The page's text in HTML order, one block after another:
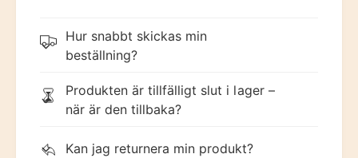
9
Hur snabbt skickas min
beställning?
Produkten är tillfälligt slut i lager –
när är den tillbaka?
Kan jag returnera min produkt?